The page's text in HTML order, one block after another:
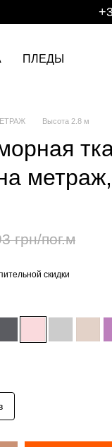
ПЛЕДЫ
Высота 2.8 м
грн/пог.м
скидки